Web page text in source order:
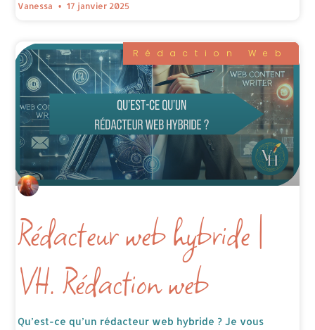
Vanessa 17 janvier 2025
Rédaction Web
Rédacteur web hybride |
VH. Rédaction web
Qu’est-ce qu’un rédacteur web hybride ? Je vous